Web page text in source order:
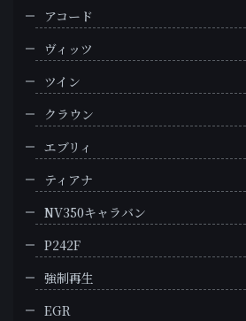
アコード
ヴィッツ
ツイン
クラウン
エブリィ
ティアナ
NV350キャラバン
P242F
強制再生
EGR